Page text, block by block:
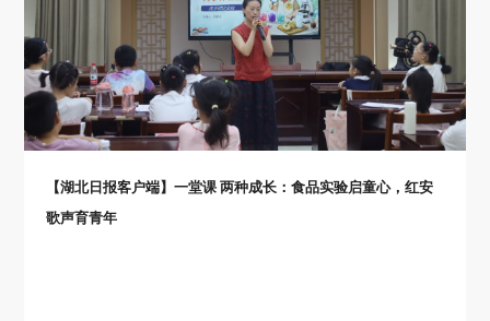
【湖北日报客户端】一堂课 两种成长：食品实验启童心，红安
歌声育青年